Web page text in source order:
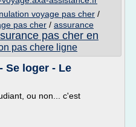
voyage pas cher /
pas cher / assurance
pas cher en
pas chere ligne
Se loger - Le
ou non... c'est